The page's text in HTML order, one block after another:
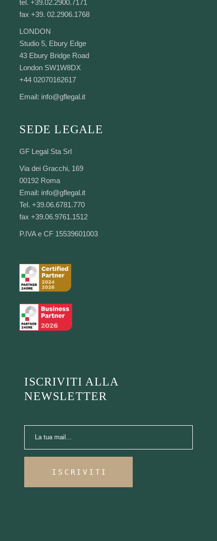
tel. +39.02.2900.7171
fax +39. 02.2906.1768
LONDON
Studio 5, Ebury Edge
43 Ebury Bridge Road
London SW1W8DX
+44 02070162617
Email: info@gflegal.it
SEDE LEGALE
GF Legal Sta Srl
Via dei Gracchi, 169
00192 Roma
Email: info@gflegal.it
Tel. +39.06.6781.770
fax +39.06.9761.1512
P.IVA e CF 15539601003
ISCRIVITI ALLA
NEWSLETTER
ISCRIVITI